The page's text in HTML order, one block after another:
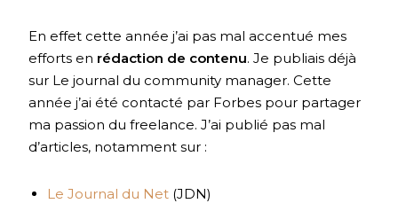
En effet cette année j’ai pas mal accentué mes
efforts en rédaction de contenu. Je publiais déjà
sur Le journal du community manager. Cette
année j’ai été contacté par Forbes pour partager
ma passion du freelance. J’ai publié pas mal
d’articles, notamment sur :
Le Journal du Net (JDN)